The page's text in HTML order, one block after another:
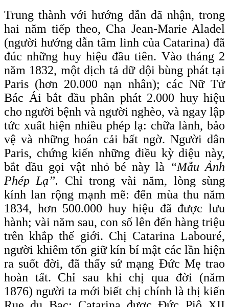
Trung thành với hướng dẫn đã nhận, trong
hai năm tiếp theo, Cha Jean-Marie Aladel
(người hướng dẫn tâm linh của Catarina) đã
đúc những huy hiệu đầu tiên. Vào tháng 2
năm 1832, một dịch tả dữ dội bùng phát tại
Paris (hơn 20.000 nạn nhân); các Nữ Tử
Bác Ái bắt đầu phân phát 2.000 huy hiệu
cho người bệnh và người nghèo, và ngay lập
tức xuất hiện nhiều phép lạ: chữa lành, bảo
vệ và những hoán cải bất ngờ. Người dân
Paris, chứng kiến những điều kỳ diệu này,
bắt đầu gọi vật nhỏ bé này là
“Mẫu Ảnh
Phép Lạ”. Chỉ trong vài năm, lòng sùng
kính lan rộng mạnh mẽ: đến mùa thu năm
1834, hơn 500.000 huy hiệu đã được lưu
hành; vài năm sau, con số lên đến hàng triệu
trên khắp thế giới. Chị Catarina Labouré,
người khiêm tốn giữ kín bí mật các lần hiện
ra suốt đời, đã thấy sứ mạng Đức Mẹ trao
hoàn tất. Chỉ sau khi chị qua đời (năm
1876) người ta mới biết chị chính là thị kiến